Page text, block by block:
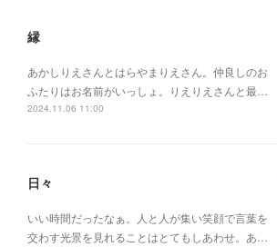
縁
あかしりえさんとはらやまりえさん。仲良しのお
ふたりはお名前がいっしょ。りえりえさんと最…
2024.11.06 11:00
日々
いい時間だったなぁ。人と人が集い笑顔で言葉を
交わす光景を見れることはとてもしあわせ。あ…